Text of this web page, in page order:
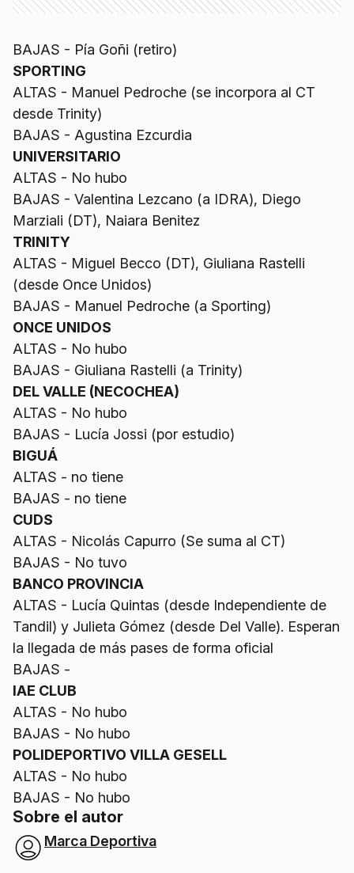
BAJAS - Pía Goñi (retiro)
SPORTING
ALTAS - Manuel Pedroche (se incorpora al CT
desde Trinity)
BAJAS - Agustina Ezcurdia
UNIVERSITARIO
ALTAS - No hubo
BAJAS - Valentina Lezcano (a IDRA), Diego
Marziali (DT), Naiara Benitez
TRINITY
ALTAS - Miguel Becco (DT), Giuliana Rastelli
(desde Once Unidos)
BAJAS - Manuel Pedroche (a Sporting)
ONCE UNIDOS
ALTAS - No hubo
BAJAS - Giuliana Rastelli (a Trinity)
DEL VALLE (NECOCHEA)
ALTAS - No hubo
BAJAS - Lucía Jossi (por estudio)
BIGUÁ
ALTAS - no tiene
BAJAS - no tiene
CUDS
ALTAS - Nicolás Capurro (Se suma al CT)
BAJAS - No tuvo
BANCO PROVINCIA
ALTAS - Lucía Quintas (desde Independiente de
Tandil) y Julieta Gómez (desde Del Valle). Esperan
la llegada de más pases de forma oficial
BAJAS -
IAE CLUB
ALTAS - No hubo
BAJAS - No hubo
POLIDEPORTIVO VILLA GESELL
ALTAS - No hubo
BAJAS - No hubo
Sobre el autor
Marca Deportiva